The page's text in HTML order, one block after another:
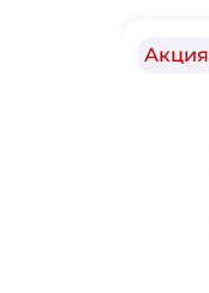
Акция